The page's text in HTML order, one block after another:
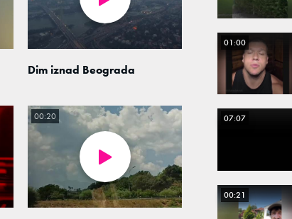
Dim iznad Beograda
00:20
01:00
07:07
00:21